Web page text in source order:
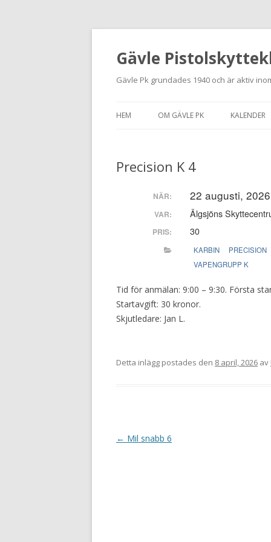
Gävle
Gävle Pk grundades 1940 och är aktiv
HEM OM GÄVLE PK
NYBÖRJARE
MEDLEMSANSÖKAN
KONTAKT
KALENDER
Precision K 4
NÄR: 22 augusti,
VAR: Älgsjöns
PRIS: 30
KARBIN PRECISION
VAPENGRUPP K
Tid för anmälan: 9:00 – 9:30. Första
Startavgift: 30 kronor.
Skjutledare: Jan L.
Detta inlägg postades den 8 april, 2026 av
I← Mil snabb 6